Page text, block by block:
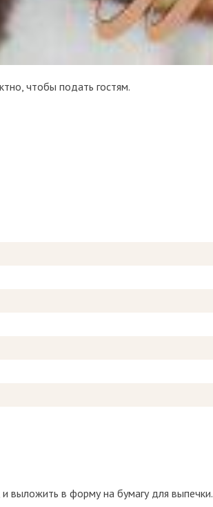
чтобы подать гостям.
выложить в форму на бумагу для выпечки.